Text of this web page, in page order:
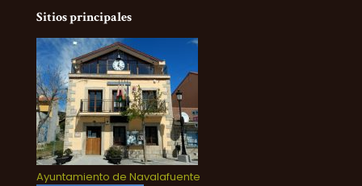
Sitios principales
Ayuntamiento de Navalafuente